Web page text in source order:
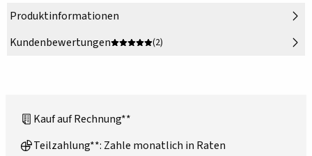
Produktinformationen
Kundenbewertungen
(2)
Kauf auf Rechnung**
Teilzahlung**: Zahle monatlich in Raten